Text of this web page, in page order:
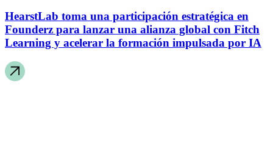
HearstLab toma una participación estratégica en
Founderz para lanzar una alianza global con Fitch
Learning y acelerar la formación impulsada por IA